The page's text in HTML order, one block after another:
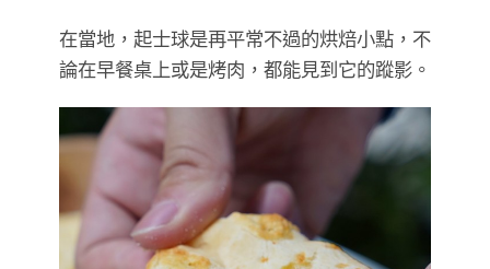
在當地，起士球是再平常不過的烘焙小點，不
論在早餐桌上或是烤肉，都能見到它的蹤影。